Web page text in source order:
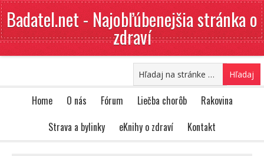
Badatel.net - Najobľúbenejšia stránka o
zdraví
Home O nás Fórum Liečba chorôb
Rakovina
Strava a bylinky
eKnihy o zdraví Kontakt